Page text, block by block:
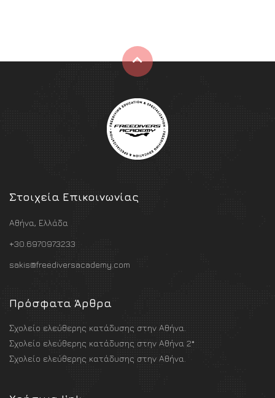
Στοιχεία Επικοινωνίας
Αθήνα, Ελλάδα
+30.6970973233
sakis@freediversacademy.com
Πρόσφατα Άρθρα
Σχολείο ελεύθερης κατάδυσης στην Αθήνα.
Σχολείο ελεύθερης κατάδυσης στην Αθήνα 2*
Σχολείο ελεύθερης κατάδυσης στην Αθήνα.